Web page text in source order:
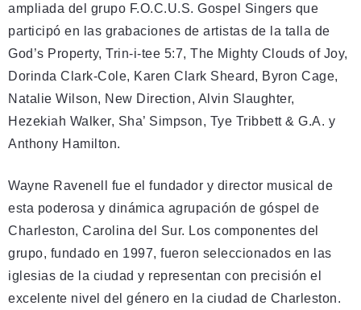
ampliada del grupo F.O.C.U.S. Gospel Singers que
participó en las grabaciones de artistas de la talla de
God’s Property, Trin-i-tee 5:7, The Mighty Clouds of Joy,
Dorinda Clark-Cole, Karen Clark Sheard, Byron Cage,
Natalie Wilson, New Direction, Alvin Slaughter,
Hezekiah Walker, Sha’ Simpson, Tye Tribbett & G.A. y
Anthony Hamilton.
Wayne Ravenell fue el fundador y director musical de
esta poderosa y dinámica agrupación de góspel de
Charleston, Carolina del Sur. Los componentes del
grupo, fundado en 1997, fueron seleccionados en las
iglesias de la ciudad y representan con precisión el
excelente nivel del género en la ciudad de Charleston.